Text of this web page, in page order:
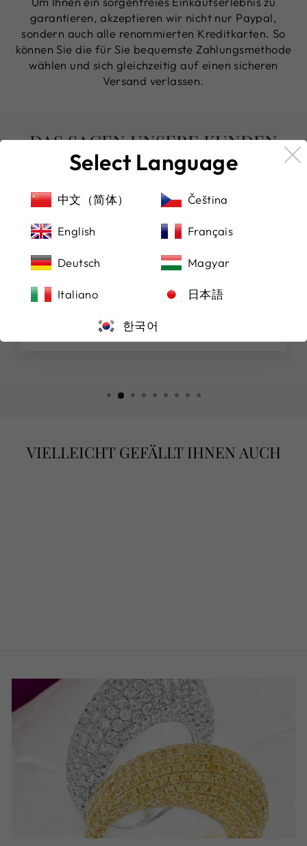
garantieren, akzeptieren wir nicht nur Paypal,
sondern auch alle renommierten Kreditkarten. So
können Sie die für Sie bequemste Zahlungsmethode
wählen und sich gleichzeitig auf einen sicheren
Versand verlassen.
DAS SAGEN UNSERE KUNDEN
★★★★★
schöne Uhr gekauft, sehr zu empfehlen!
here, highly recommended!
Michael Manocchio
VIELLEICHT GEFÄLLT IHNEN AUCH
Select Language
中文（简体） Čeština
English Français
Deutsch Magyar
Italiano 日本語
한국어